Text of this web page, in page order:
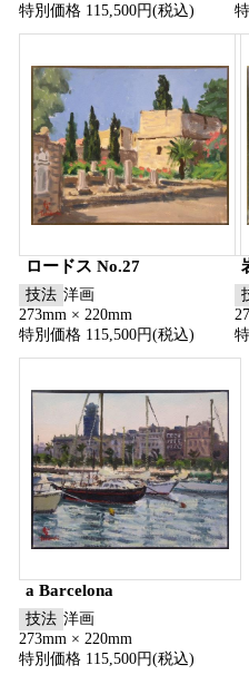
特別価格 115,500円(税込)
ロードス No.27
技法 洋画
273mm × 220mm
特別価格 115,500円(税込)
a Barcelona
技法 洋画
273mm × 220mm
特別価格 115,500円(税込)